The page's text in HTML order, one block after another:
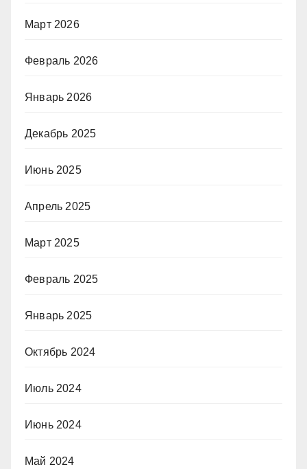
Март 2026
Февраль 2026
Январь 2026
Декабрь 2025
Июнь 2025
Апрель 2025
Март 2025
Февраль 2025
Январь 2025
Октябрь 2024
Июль 2024
Июнь 2024
Май 2024